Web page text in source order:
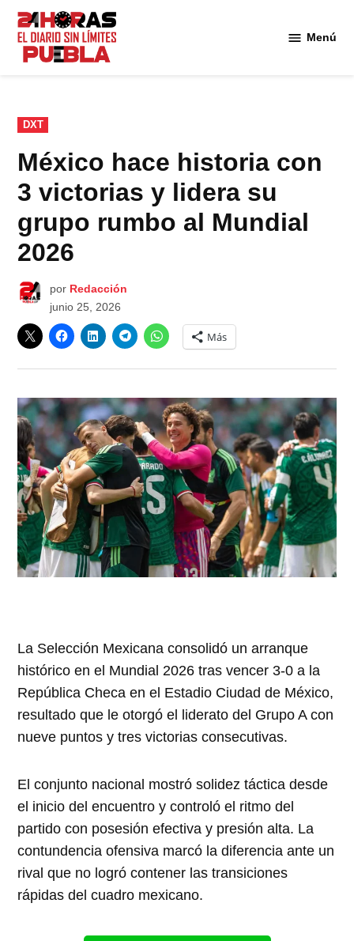
Saltar
contenido
Menú
PUBLICADO
EN
DXT
México hace historia con
3 victorias y lidera su
grupo rumbo al Mundial
2026
por Redacción
junio 25, 2026
Más
La Selección Mexicana consolidó un arranque
histórico en el Mundial 2026 tras vencer 3-0 a la
República Checa en el Estadio Ciudad de México,
resultado que le otorgó el liderato del Grupo A con
nueve puntos y tres victorias consecutivas.
El conjunto nacional mostró solidez táctica desde
el inicio del encuentro y controló el ritmo del
partido con posesión efectiva y presión alta. La
contundencia ofensiva marcó la diferencia ante un
rival que no logró contener las transiciones
rápidas del cuadro mexicano.